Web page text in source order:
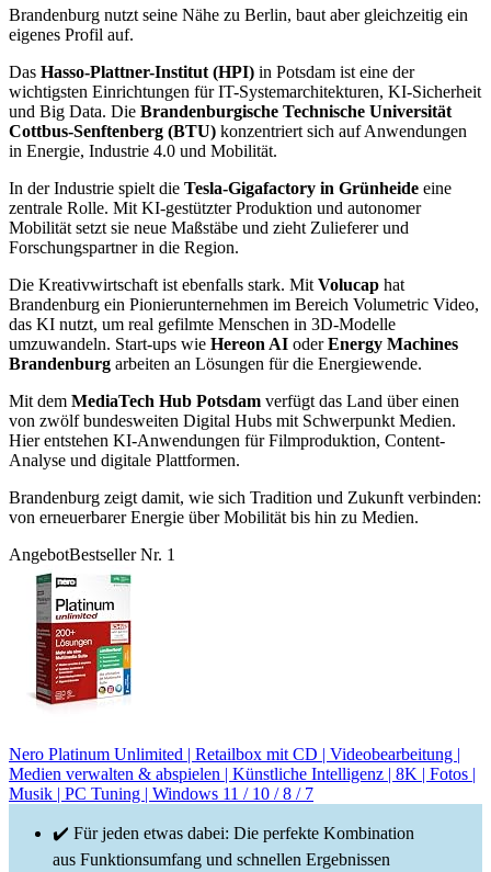
Brandenburg nutzt seine Nähe zu Berlin, baut aber gleichzeitig ein
eigenes Profil auf.
Das Hasso-Plattner-Institut (HPI) in Potsdam ist eine der
wichtigsten Einrichtungen für IT-Systemarchitekturen, KI-Sicherheit
und Big Data. Die Brandenburgische Technische Universität
Cottbus-Senftenberg (BTU) konzentriert sich auf Anwendungen
in Energie, Industrie 4.0 und Mobilität.
In der Industrie spielt die Tesla-Gigafactory in Grünheide eine
zentrale Rolle. Mit KI-gestützter Produktion und autonomer
Mobilität setzt sie neue Maßstäbe und zieht Zulieferer und
Forschungspartner in die Region.
Die Kreativwirtschaft ist ebenfalls stark. Mit Volucap hat
Brandenburg ein Pionierunternehmen im Bereich Volumetric Video,
das KI nutzt, um real gefilmte Menschen in 3D-Modelle
umzuwandeln. Start-ups wie Hereon AI oderEnergy Machines
Brandenburg arbeiten an Lösungen für die Energiewende.
Mit dem MediaTech Hub Potsdam verfügt das Land über einen
von zwölf bundesweiten Digital Hubs mit Schwerpunkt Medien.
Hier entstehen KI-Anwendungen für Filmproduktion, Content-
Analyse und digitale Plattformen.
Brandenburg zeigt damit, wie sich Tradition und Zukunft verbinden:
von erneuerbarer Energie über Mobilität bis hin zu Medien.
AngebotBestseller Nr. 1
Nero Platinum Unlimited | Retailbox mit CD | Videobearbeitung |
Medien verwalten & abspielen | Künstliche Intelligenz | 8K | Fotos |
Musik | PC Tuning | Windows 11 / 10 / 8 / 7
✔️ Für jeden etwas dabei: Die perfekte Kombination
aus Funktionsumfang und schnellen Ergebnissen